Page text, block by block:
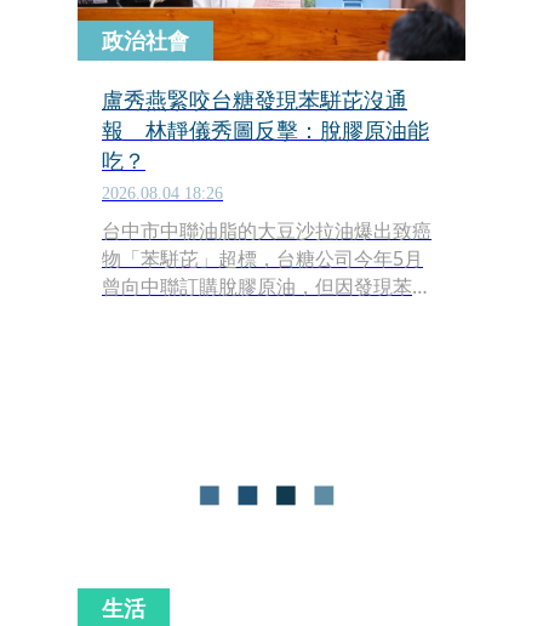
政治社會
盧秀燕緊咬台糖發現苯駢芘沒通
報 林靜儀秀圖反擊：脫膠原油能
吃？
2026.08.04 18:26
台中市中聯油脂的大豆沙拉油爆出致癌
物「苯駢芘」超標，台糖公司今年5月
曾向中聯訂購脫膠原油，但因發現苯駢
脂，還有脫膠、脫臭至少10個程序。
生活